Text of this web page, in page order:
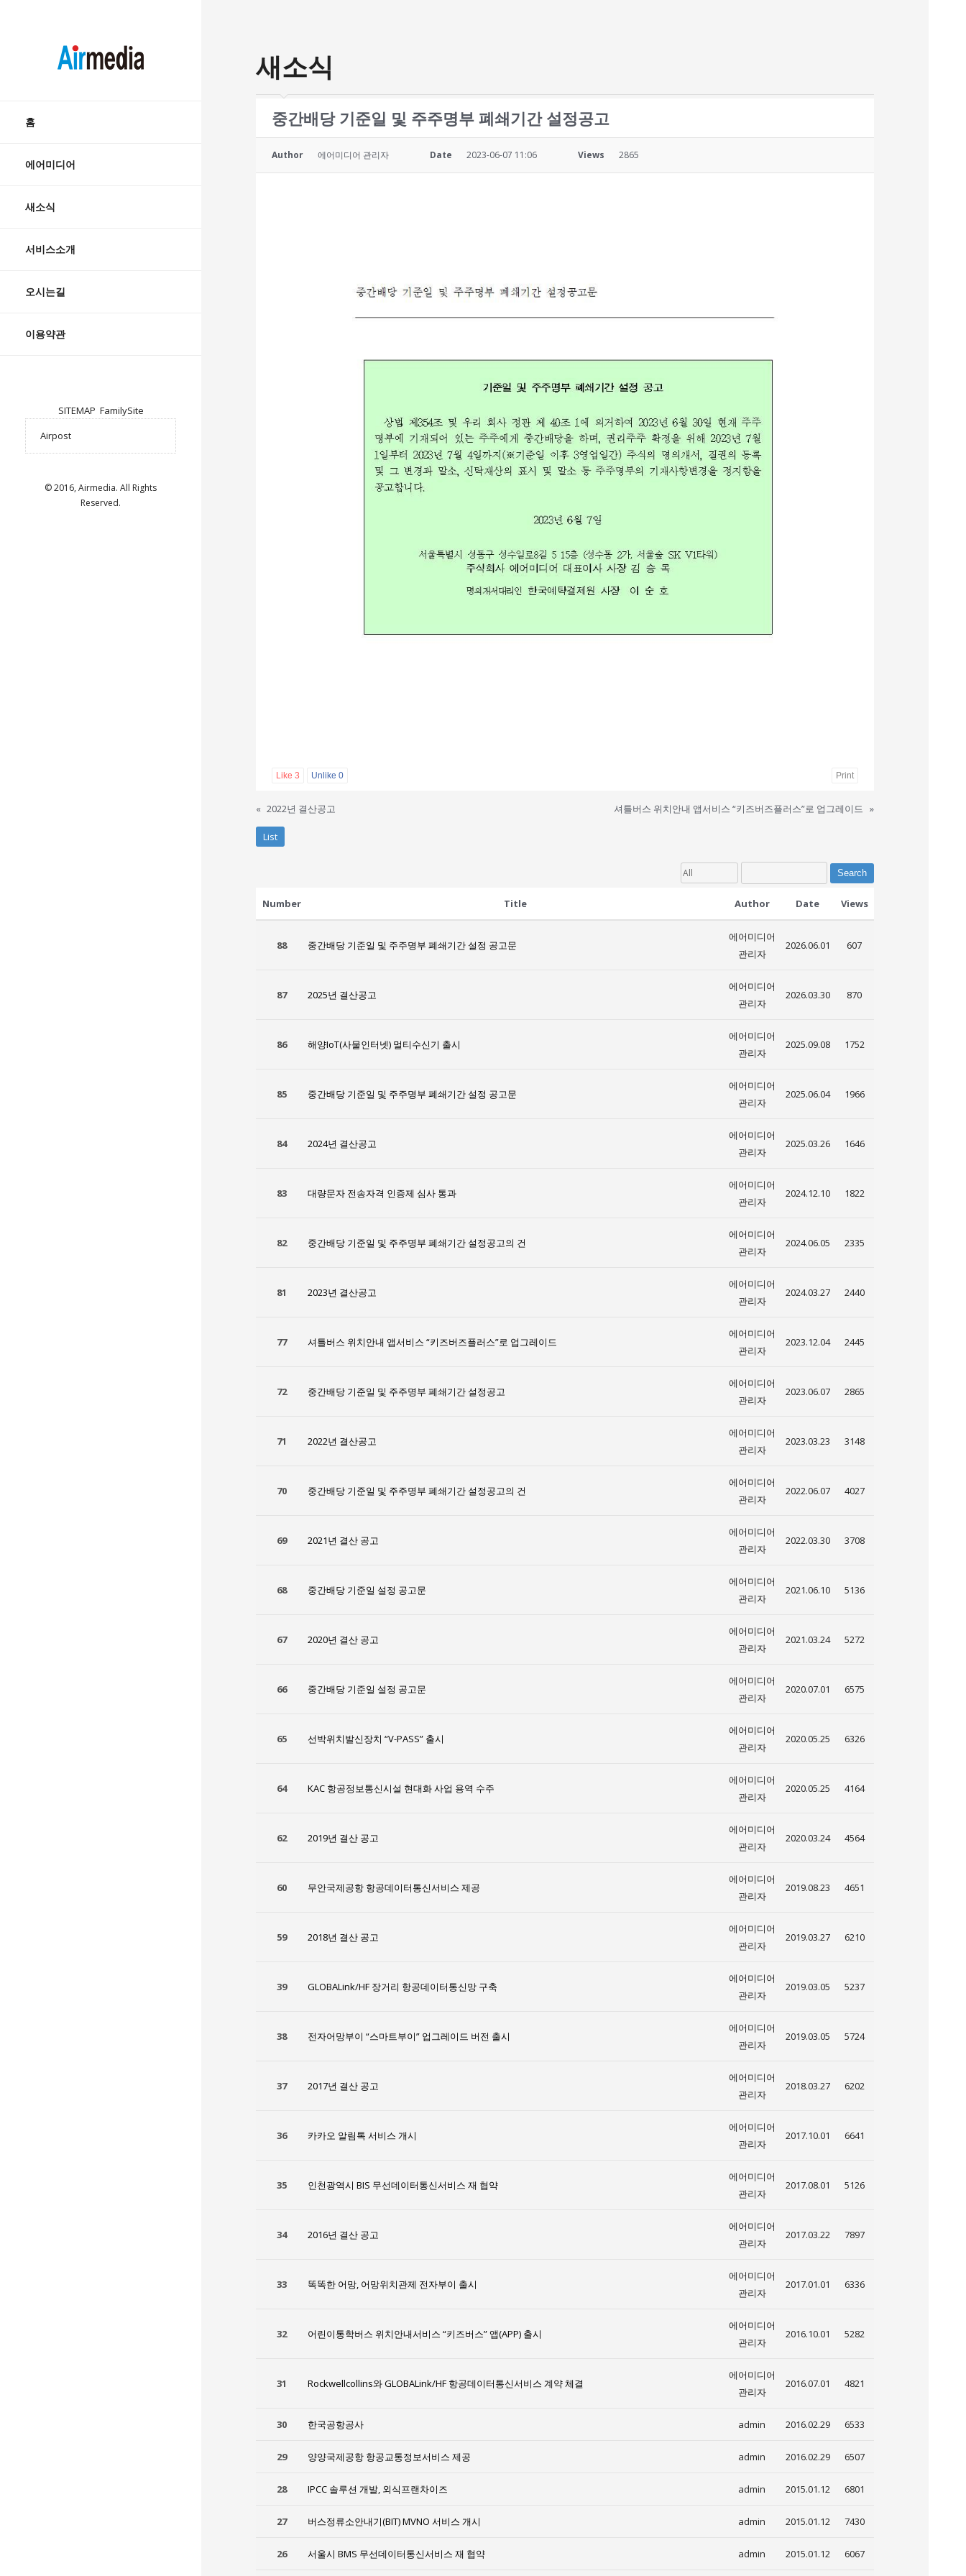
AIRMEDIA
content
홈
에어미디어
새소식
서비스소개
오시는길
이용약관
SITEMAP FamilySite
© 2016, Airmedia. All Rights
Reserved.
새소식
중간배당 기준일 및 주주명부 폐쇄기간 설정공고
Author 에어미디어 관리자 Date 2023-06-07 11:06 Views 2865
Like 3 Unlike 0 Print
« 2022년 결산공고 셔틀버스 위치안내 앱서비스 “키즈버즈플러스”로 업그레이드 »
List
Search
Number Title Author Date Views
88 중간배당 기준일 및 주주명부 폐쇄기간 설정 공고문
에어미디어
관리자
2026.06.01 607
87 2025년 결산공고
에어미디어
관리자
2026.03.30 870
86 해양IoT(사물인터넷) 멀티수신기 출시
에어미디어
관리자
2025.09.08 1752
85 중간배당 기준일 및 주주명부 폐쇄기간 설정 공고문
에어미디어
관리자
2025.06.04 1966
84 2024년 결산공고
에어미디어
관리자
2025.03.26 1646
83 대량문자 전송자격 인증제 심사 통과
에어미디어
관리자
2024.12.10 1822
82 중간배당 기준일 및 주주명부 폐쇄기간 설정공고의 건
에어미디어
관리자
2024.06.05 2335
81 2023년 결산공고
에어미디어
관리자
2024.03.27 2440
77 셔틀버스 위치안내 앱서비스 “키즈버즈플러스”로 업그레이드
에어미디어
관리자
2023.12.04 2445
72 중간배당 기준일 및 주주명부 폐쇄기간 설정공고
에어미디어
관리자
2023.06.07 2865
71 2022년 결산공고
에어미디어
관리자
2023.03.23 3148
70 중간배당 기준일 및 주주명부 폐쇄기간 설정공고의 건
에어미디어
관리자
2022.06.07 4027
69 2021년 결산 공고
에어미디어
관리자
2022.03.30 3708
68 중간배당 기준일 설정 공고문
에어미디어
관리자
2021.06.10 5136
67 2020년 결산 공고
에어미디어
관리자
2021.03.24 5272
66 중간배당 기준일 설정 공고문
에어미디어
관리자
2020.07.01 6575
65 선박위치발신장치 “V-PASS” 출시
에어미디어
관리자
2020.05.25 6326
64 KAC 항공정보통신시설 현대화 사업 용역 수주
에어미디어
관리자
2020.05.25 4164
62 2019년 결산 공고
에어미디어
관리자
2020.03.24 4564
60 무안국제공항 항공데이터통신서비스 제공
에어미디어
관리자
2019.08.23 4651
59 2018년 결산 공고
에어미디어
관리자
2019.03.27 6210
39 GLOBALink/HF 장거리 항공데이터통신망 구축
에어미디어
관리자
2019.03.05 5237
38 전자어망부이 “스마트부이” 업그레이드 버전 출시
에어미디어
관리자
2019.03.05 5724
37 2017년 결산 공고
에어미디어
관리자
2018.03.27 6202
36 카카오 알림톡 서비스 개시
에어미디어
관리자
2017.10.01 6641
35 인천광역시 BIS 무선데이터통신서비스 재 협약
에어미디어
관리자
2017.08.01 5126
34 2016년 결산 공고
에어미디어
관리자
2017.03.22 7897
33 똑똑한 어망, 어망위치관제 전자부이 출시
에어미디어
관리자
2017.01.01 6336
32 어린이통학버스 위치안내서비스 “키즈버스” 앱(APP) 출시
에어미디어
관리자
2016.10.01 5282
31 Rockwellcollins와 GLOBALink/HF 항공데이터통신서비스 계약 체결
에어미디어
관리자
2016.07.01 4821
30 한국공항공사 admin 2016.02.29 6533
29 양양국제공항 항공교통정보서비스 제공 admin 2016.02.29 6507
28 IPCC 솔루션 개발, 외식프랜차이즈 admin 2015.01.12 6801
27 버스정류소안내기(BIT) MVNO 서비스 개시 admin 2015.01.12 7430
26 서울시 BMS 무선데이터통신서비스 재 협약 admin 2015.01.12 6067